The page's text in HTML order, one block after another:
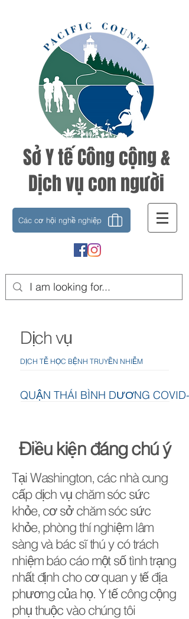
Sở Y tế Công cộng &
Dịch vụ con người
Các cơ hội nghề nghiệp
Dịch vụ
DỊCH TỄ HỌC BỆNH TRUYỀN NHIỄM
QUẬN THÁI BÌNH DƯƠNG COVID-
Điều kiện đáng chú ý
Tại Washington, các nhà cung
cấp dịch vụ chăm sóc sức
khỏe, cơ sở chăm sóc sức
khỏe, phòng thí nghiệm lâm
sàng và bác sĩ thú y có trách
nhiệm báo cáo một số tình trạng
nhất định cho cơ quan y tế địa
phương của họ. Y tế công cộng
phụ thuộc vào chúng tôi